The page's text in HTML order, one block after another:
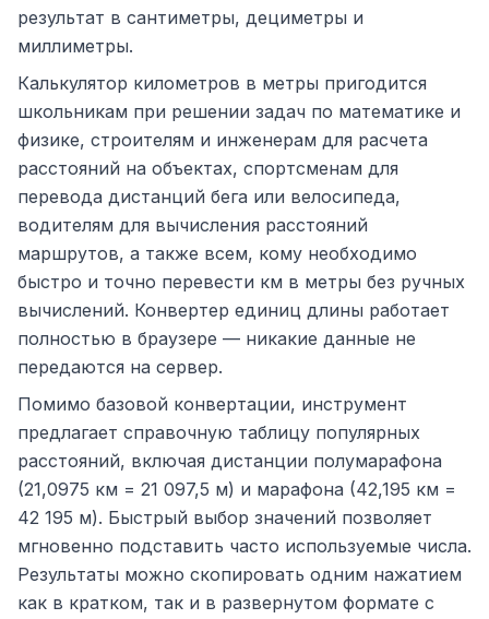
результат в сантиметры, дециметры и
миллиметры.
Калькулятор километров в метры пригодится
школьникам при решении задач по математике и
физике, строителям и инженерам для расчета
расстояний на объектах, спортсменам для
перевода дистанций бега или велосипеда,
водителям для вычисления расстояний
маршрутов, а также всем, кому необходимо
быстро и точно перевести км в метры без ручных
вычислений. Конвертер единиц длины работает
полностью в браузере — никакие данные не
передаются на сервер.
Помимо базовой конвертации, инструмент
предлагает справочную таблицу популярных
расстояний, включая дистанции полумарафона
(21,0975 км = 21 097,5 м) и марафона (42,195 км =
42 195 м). Быстрый выбор значений позволяет
мгновенно подставить часто используемые числа.
Результаты можно скопировать одним нажатием
как в кратком, так и в развернутом формате с